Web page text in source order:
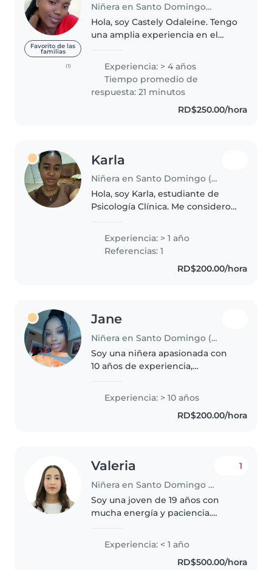
Favorito de las
familias
(1)
Niñera en Santo Domingo (Distrito de Santo Domingo)
Hola, soy Castely Odaleine. Tengo
una amplia experiencia en el
Hablo inglés, francés y español,
lo que me permite
comunicarme..
Experiencia: > 4 años
Tiempo promedio de
respuesta: 21 minutos
RD$250.00/hora
Karla
Niñera en Santo Domingo (Distrito de Santo Domingo)
Hola, soy Karla, estudiante de
Psicología Clínica. Me considero
paciente, cariñosa y
comprometida con el bienestar
Experiencia: > 1 año
Referencias: 1
RD$200.00/hora
Jane
Niñera en Santo Domingo (Distrito de Santo Domingo)
Soy una niñera apasionada con
10 años de experiencia,
pequeños. Soy creativa y
paciente, me encanta organizar
actividades educativas como
Experiencia: > 10 años
RD$200.00/hora
Valeria
Niñera en Santo Domingo (Distrito de Santo Domingo)
1
Soy una joven de 19 años con
mucha energía y paciencia.
experiencia formal como niñera,
me encanta estar con niños de
todas las edades, desde bebés
Experiencia: < 1 año
RD$500.00/hora